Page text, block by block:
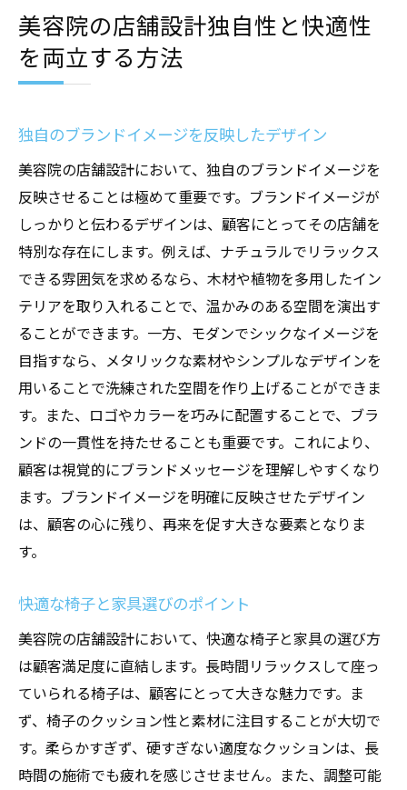
美容院の店舗設計独自性と快適性
を両立する方法
独自のブランドイメージを反映したデザイン
美容院の店舗設計において、独自のブランドイメージを
反映させることは極めて重要です。ブランドイメージが
しっかりと伝わるデザインは、顧客にとってその店舗を
特別な存在にします。例えば、ナチュラルでリラックス
できる雰囲気を求めるなら、木材や植物を多用したイン
テリアを取り入れることで、温かみのある空間を演出す
ることができます。一方、モダンでシックなイメージを
目指すなら、メタリックな素材やシンプルなデザインを
用いることで洗練された空間を作り上げることができま
す。また、ロゴやカラーを巧みに配置することで、ブラ
ンドの一貫性を持たせることも重要です。これにより、
顧客は視覚的にブランドメッセージを理解しやすくなり
ます。ブランドイメージを明確に反映させたデザイン
は、顧客の心に残り、再来を促す大きな要素となりま
す。
快適な椅子と家具選びのポイント
美容院の店舗設計において、快適な椅子と家具の選び方
は顧客満足度に直結します。長時間リラックスして座っ
ていられる椅子は、顧客にとって大きな魅力です。ま
ず、椅子のクッション性と素材に注目することが大切で
す。柔らかすぎず、硬すぎない適度なクッションは、長
時間の施術でも疲れを感じさせません。また、調整可能